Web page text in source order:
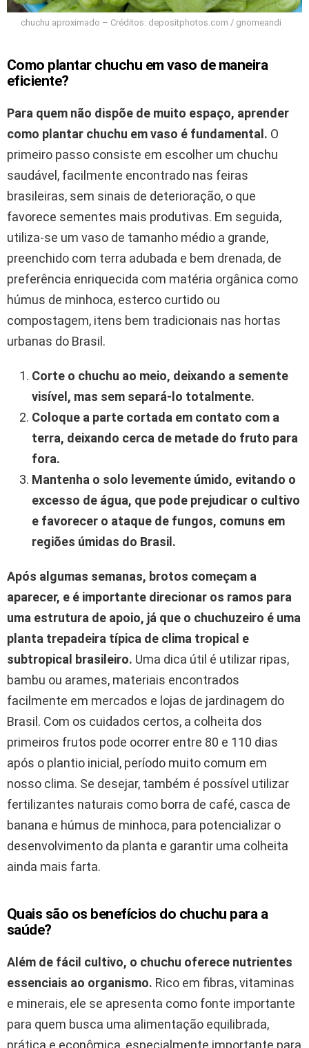
chuchu aproximado – Créditos: depositphotos.com / gnomeandi
Como plantar chuchu em vaso de maneira
eficiente?
Para quem não dispõe de muito espaço, aprender
como plantar chuchu em vaso é fundamental. O
primeiro passo consiste em escolher um chuchu
saudável, facilmente encontrado nas feiras
brasileiras, sem sinais de deterioração, o que
favorece sementes mais produtivas. Em seguida,
utiliza-se um vaso de tamanho médio a grande,
preenchido com terra adubada e bem drenada, de
preferência enriquecida com matéria orgânica como
húmus de minhoca, esterco curtido ou
compostagem, itens bem tradicionais nas hortas
urbanas do Brasil.
Corte o chuchu ao meio, deixando a semente
visível, mas sem separá-lo totalmente.
Coloque a parte cortada em contato com a
terra, deixando cerca de metade do fruto para
fora.
Mantenha o solo levemente úmido, evitando o
excesso de água, que pode prejudicar o cultivo
e favorecer o ataque de fungos, comuns em
regiões úmidas do Brasil.
Após algumas semanas, brotos começam a
aparecer, e é importante direcionar os ramos para
uma estrutura de apoio, já que o chuchuzeiro é uma
planta trepadeira típica de clima tropical e
subtropical brasileiro. Uma dica útil é utilizar ripas,
bambu ou arames, materiais encontrados
facilmente em mercados e lojas de jardinagem do
Brasil. Com os cuidados certos, a colheita dos
primeiros frutos pode ocorrer entre 80 e 110 dias
após o plantio inicial, período muito comum em
nosso clima. Se desejar, também é possível utilizar
fertilizantes naturais como borra de café, casca de
banana e húmus de minhoca, para potencializar o
desenvolvimento da planta e garantir uma colheita
ainda mais farta.
Quais são os benefícios do chuchu para a
saúde?
Além de fácil cultivo, o chuchu oferece nutrientes
essenciais ao organismo. Rico em fibras, vitaminas
e minerais, ele se apresenta como fonte importante
para quem busca uma alimentação equilibrada,
prática e econômica, especialmente importante para